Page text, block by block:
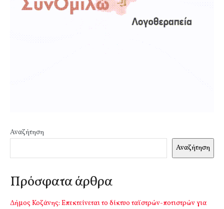
Αναζήτηση
Αναζήτηση
Πρόσφατα άρθρα
Δήμος Κοζάνης: Επεκτείνεται το δίκτυο ταϊστρών-ποτιστρών για